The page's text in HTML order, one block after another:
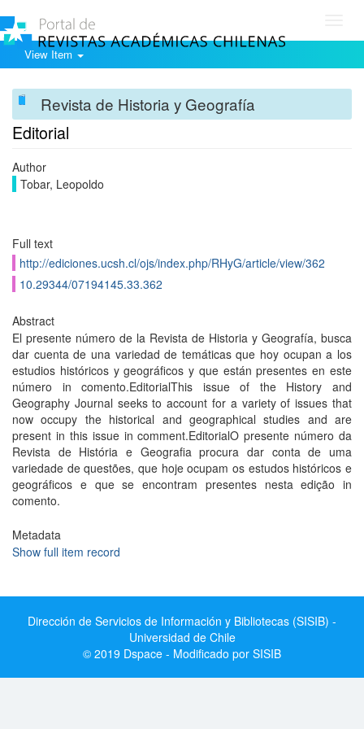
View Item
Revista de Historia y Geografía
Editorial
Author
Tobar, Leopoldo
Full text
http://ediciones.ucsh.cl/ojs/index.php/RHyG/article/view/362
10.29344/07194145.33.362
Abstract
El presente número de la Revista de Historia y Geografía, busca
dar cuenta de una variedad de temáticas que hoy ocupan a los
estudios históricos y geográficos y que están presentes en este
número in comento.EditorialThis issue of the History and
Geography Journal seeks to account for a variety of issues that
now occupy the historical and geographical studies and are
present in this issue in comment.EditorialO presente número da
Revista de História e Geografia procura dar conta de uma
variedade de questões, que hoje ocupam os estudos históricos e
geográficos e que se encontram presentes nesta edição in
comento.
Metadata
Show full item record
Dirección de Servicios de Información y Bibliotecas (SISIB) -
Universidad de Chile
© 2019 Dspace - Modificado por SISIB